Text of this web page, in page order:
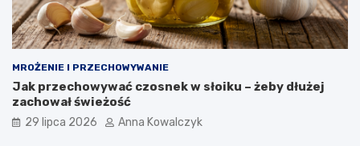
MROŻENIE I PRZECHOWYWANIE
Jak przechowywać czosnek w słoiku – żeby dłużej
zachował świeżość
29 lipca 2026 Anna Kowalczyk